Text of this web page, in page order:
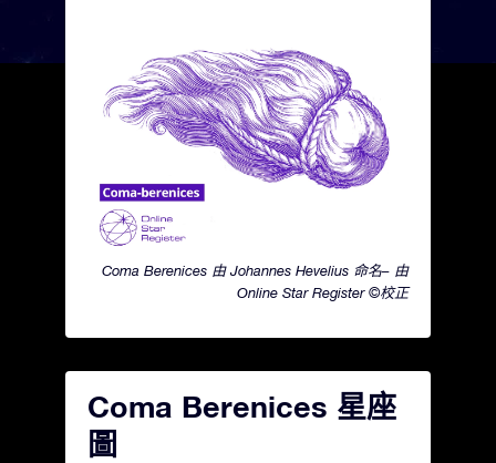
Coma Berenices 由 Johannes Hevelius 命名– 由
Online Star Register ©校正
Coma Berenices 星座
圖